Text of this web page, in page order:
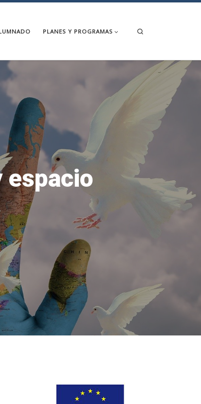
PLANES Y PROGRAMAS
espacio